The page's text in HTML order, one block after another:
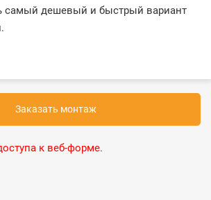
самый дешевый и быстрый вариант
Заказать монтаж
к веб-форме.